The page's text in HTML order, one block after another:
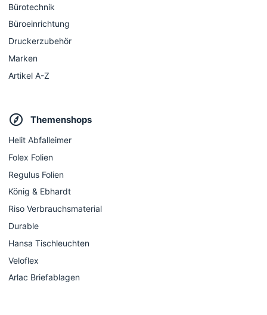
Bürotechnik
Büroeinrichtung
Druckerzubehör
Marken
Artikel A-Z
Themenshops
Helit Abfalleimer
Folex Folien
Regulus Folien
König & Ebhardt
Riso Verbrauchsmaterial
Durable
Hansa Tischleuchten
Veloflex
Arlac Briefablagen